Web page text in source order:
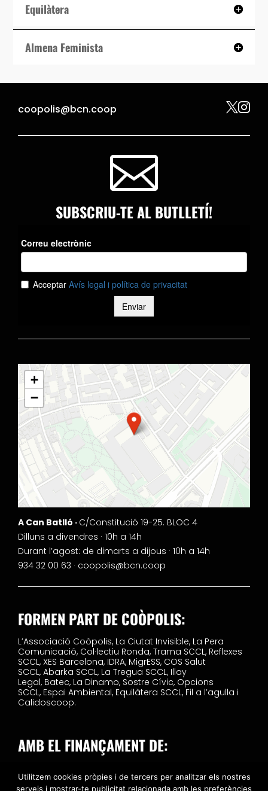
Equilàtera
Almena Feminista
coopolis@bcn.coop 
+
−
A Can Batlló · C/Constitució 19-25. BLOC 4
Dilluns a divendres · 10h a 14h
Durant l’agost: de dimarts a dijous · 10h a 14h
934 32 00 63 · coopolis@bcn.coop

SUBSCRIU-TE AL BUTLLETÍ!
FORMEN PART DE COÒPOLIS:
L’Associació Coòpolis, La Ciutat Invisible, La Pera
Comunicació, Col·lectiu Ronda, Trama SCCL, Reflexes
SCCL, XES Barcelona, IDRA, MigrESS, COS Salut
SCCL, Abarka SCCL, La Tregua SCCL, Illay
Legal, Batec, La Dinamo, Sostre Cívic, Opcions
SCCL, Espai Ambiental, Equilàtera SCCL, Fil a l’agulla i
Calidoscoop.
AMB EL FINANÇAMENT DE:
Utilitzem cookies pròpies i de tercers per analitzar els nostres
serveis i mostrar-te publicitat relacionada amb les preferències